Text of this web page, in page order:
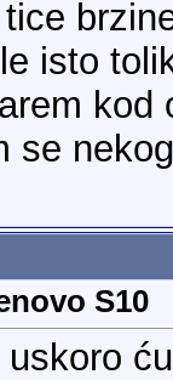
isto
kod
se
S10
uskoro